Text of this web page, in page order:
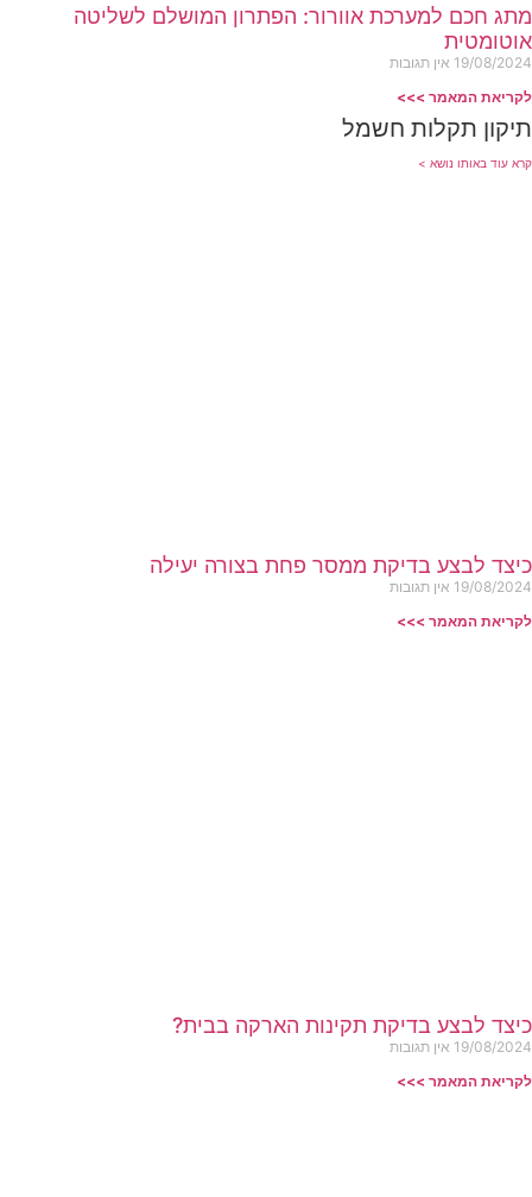
מתג חכם למערכת אוורור: הפתרון המושלם לשליטה
אוטומטית
19/08/2024 אין תגובות
לקריאת המאמר >>>
תיקון תקלות חשמל
קרא עוד באותו נושא >
כיצד לבצע בדיקת ממסר פחת בצורה יעילה
19/08/2024 אין תגובות
לקריאת המאמר >>>
כיצד לבצע בדיקת תקינות הארקה בבית?
19/08/2024 אין תגובות
לקריאת המאמר >>>